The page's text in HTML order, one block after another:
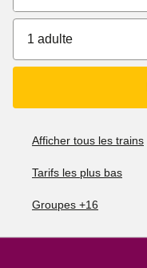
1 adulte
Afficher tous les trains
Tarifs les plus bas
Groupes +16